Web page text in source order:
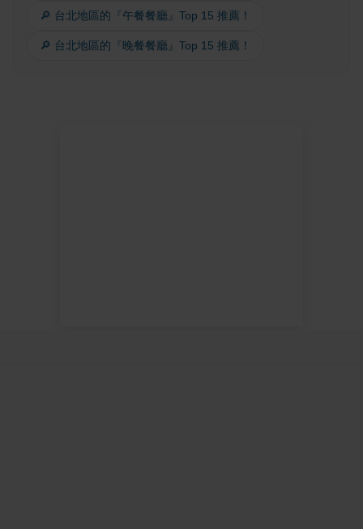
🔎 台北地區的『午餐餐廳』Top 15 推薦！
🔎 台北地區的『晚餐餐廳』Top 15 推薦！